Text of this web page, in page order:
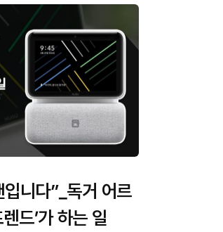
니다”_독거 어르
드’가 하는 일